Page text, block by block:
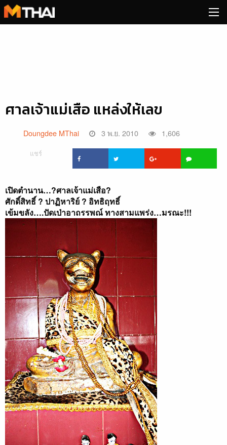
Skip
to
ศาลเจ้าแม่เสือ แหล่งให้เลข
Doungdee MThai 3 พ.ย. 2010 1,606
แชร์
เปิดตำนาน…?ศาลเจ้าแม่เสือ?
ศักดิ์สิทธิ์ ? ปาฏิหาริย์ ? อิทธิฤทธิ์
เข้มขลัง….ปัดเป่าอาถรรพณ์ ทางสามแพร่ง…มรณะ!!!